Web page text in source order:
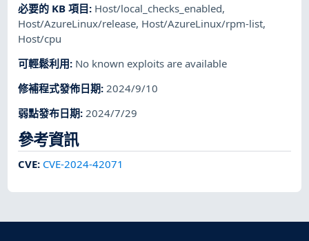
必要的 KB 項目: Host/local_checks_enabled,
Host/AzureLinux/release, Host/AzureLinux/rpm-list,
Host/cpu
可輕鬆利用: No known exploits are available
修補程式發佈日期:2024/9/10
弱點發布日期:2024/7/29
參考資訊
CVE: CVE-2024-42071